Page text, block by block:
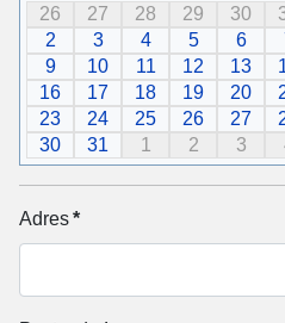
26
27 28 29 30
2
3 4 5 6
9
10 11 12 13
16
17 18 19 20
23
24 25 26 27
30
31 1 2 3
Adres*